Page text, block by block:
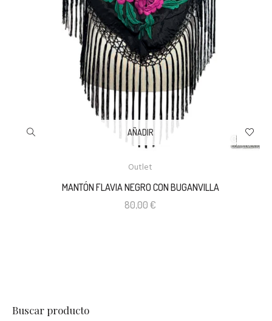
AÑADIR
Outlet
MANTÓN FLAVIA NEGRO CON BUGANVILLA
80,00 €
Buscar producto